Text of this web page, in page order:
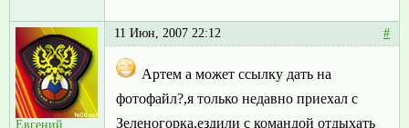
Евгений
11 Июн, 2007 22:12 #
Артем а может ссылку дать на
фотофайл?,я только недавно приехал с
Зеленогорка,ездили с командой отдыхать